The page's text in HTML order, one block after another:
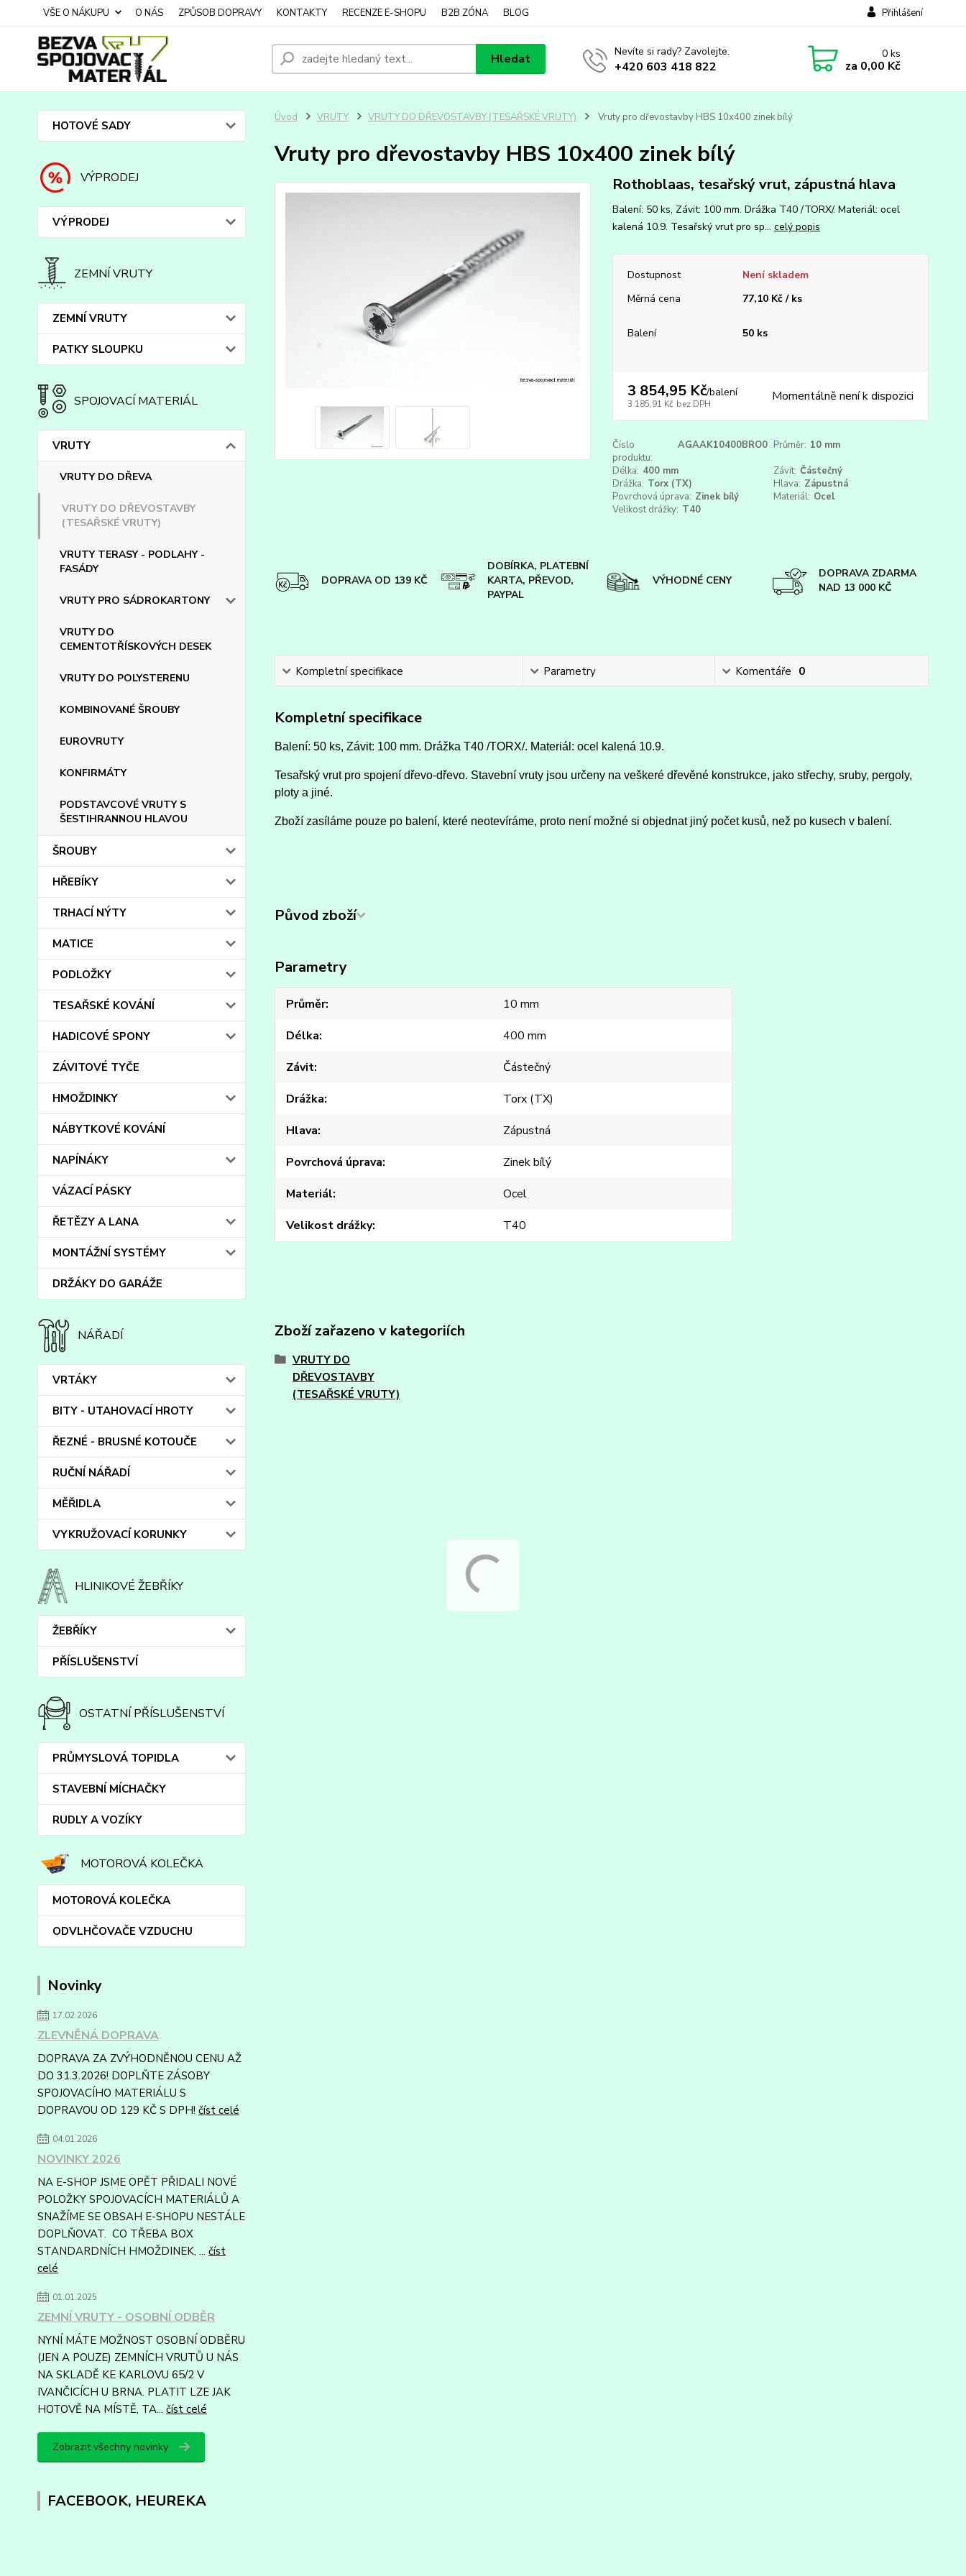
VŠE O NÁKUPU O NÁS ZPŮSOB DOPRAVY KONTAKTY RECENZE E-SHOPU B2B ZÓNA BLOG Přihlášení
Hledat Nevíte si rady? Zavolejte.
+420 603 418 822
0ks
za 0,00 Kč
HOTOVÉ SADY
VÝPRODEJ
VÝPRODEJ
ZEMNÍ VRUTY
ZEMNÍ VRUTY
PATKY SLOUPKU
SPOJOVACÍ MATERIÁL
VRUTY
VRUTY DO DŘEVA
VRUTY DO DŘEVOSTAVBY
(TESAŘSKÉ VRUTY)
VRUTY TERASY - PODLAHY -
FASÁDY
VRUTY PRO SÁDROKARTONY
VRUTY DO
CEMENTOTŘÍSKOVÝCH DESEK
VRUTY DO POLYSTERENU
KOMBINOVANÉ ŠROUBY
EUROVRUTY
KONFIRMÁTY
PODSTAVCOVÉ VRUTY S
ŠESTIHRANNOU HLAVOU
ŠROUBY
HŘEBÍKY
TRHACÍ NÝTY
MATICE
PODLOŽKY
TESAŘSKÉ KOVÁNÍ
HADICOVÉ SPONY
ZÁVITOVÉ TYČE
HMOŽDINKY
NÁBYTKOVÉ KOVÁNÍ
NAPÍNÁKY
VÁZACÍ PÁSKY
ŘETĚZY A LANA
MONTÁŽNÍ SYSTÉMY
DRŽÁKY DO GARÁŽE
NÁŘADÍ
VRTÁKY
BITY - UTAHOVACÍ HROTY
ŘEZNÉ - BRUSNÉ KOTOUČE
RUČNÍ NÁŘADÍ
MĚŘIDLA
VYKRUŽOVACÍ KORUNKY
HLINIKOVÉ ŽEBŘÍKY
ŽEBŘÍKY
PŘÍSLUŠENSTVÍ
OSTATNÍ PŘÍSLUŠENSTVÍ
PRŮMYSLOVÁ TOPIDLA
STAVEBNÍ MÍCHAČKY
RUDLY A VOZÍKY
MOTOROVÁ KOLEČKA
MOTOROVÁ KOLEČKA
ODVLHČOVAČE VZDUCHU
Novinky
17.02.2026
ZLEVNĚNÁ DOPRAVA
DOPRAVA ZA ZVÝHODNĚNOU CENU AŽ
DO 31.3.2026! DOPLŇTE ZÁSOBY
SPOJOVACÍHO MATERIÁLU S
DOPRAVOU OD 129 KČ S DPH! číst celé
04.01.2026
NOVINKY 2026
NA E-SHOP JSME OPĚT PŘIDALI NOVÉ
POLOŽKY SPOJOVACÍCH MATERIÁLŮ A
SNAŽÍME SE OBSAH E-SHOPU NESTÁLE
DOPLŇOVAT. CO TŘEBA BOX
STANDARDNÍCH HMOŽDINEK, ... číst
celé
01.01.2025
ZEMNÍ VRUTY - OSOBNÍ ODBĚR
NYNÍ MÁTE MOŽNOST OSOBNÍ ODBĚRU
(JEN A POUZE) ZEMNÍCH VRUTŮ U NÁS
NA SKLADĚ KE KARLOVU 65/2 V
IVANČICÍCH U BRNA. PLATIT LZE JAK
HOTOVĚ NA MÍSTĚ, TA... číst celé
Zobrazit všechny novinky
FACEBOOK, HEUREKA
Úvod VRUTY VRUTY DO DŘEVOSTAVBY (TESAŘSKÉ VRUTY) Vruty pro dřevostavby HBS 10x400 zinek bílý
Vruty pro dřevostavby HBS 10x400 zinek bílý
Rothoblaas, tesařský vrut, zápustná hlava
Balení: 50 ks, Závit: 100 mm. Drážka T40 /TORX/. Materiál: ocel
kalená 10.9. Tesařský vrut pro sp... celý popis
Dostupnost
Není skladem
Měrná cena
77,10 Kč / ks
Balení 50 ks
3 854,95 Kč/balení
3 185,91 Kč bez DPH Momentálně není k dispozici
Číslo
produktu:
AGAAK10400BRO0 Průměr: 10 mm
Délka: 400 mm Závit: Částečný
Drážka: Torx (TX) Hlava: Zápustná
Povrchová úprava: Zinek bílý Materiál: Ocel
Velikost drážky: T40
DOPRAVA OD 139 KČ
DOBÍRKA, PLATEBNÍ
KARTA, PŘEVOD,
PAYPAL
VÝHODNÉ CENY
DOPRAVA ZDARMA
NAD 13 000 KČ
Kompletní specifikace Parametry Komentáře 0
Kompletní specifikace
Balení: 50 ks, Závit: 100 mm. Drážka T40 /TORX/. Materiál: ocel kalená 10.9.
Tesařský vrut pro spojení dřevo-dřevo. Stavební vruty jsou určeny na veškeré dřevěné konstrukce, jako střechy, sruby, pergoly,
ploty a jiné.
Zboží zasíláme pouze po balení, které neotevíráme, proto není možné si objednat jiný počet kusů, než po kusech v balení.
Původ zboží
Parametry
Průměr
10 mm
Délka
400 mm
Závit
Částečný
Drážka
Torx (TX)
Hlava
Zápustná
Povrchová úprava
Zinek bílý
Materiál
Ocel
Velikost drážky
T40
Zboží zařazeno v kategoriích
VRUTY DO
DŘEVOSTAVBY
(TESAŘSKÉ VRUTY)